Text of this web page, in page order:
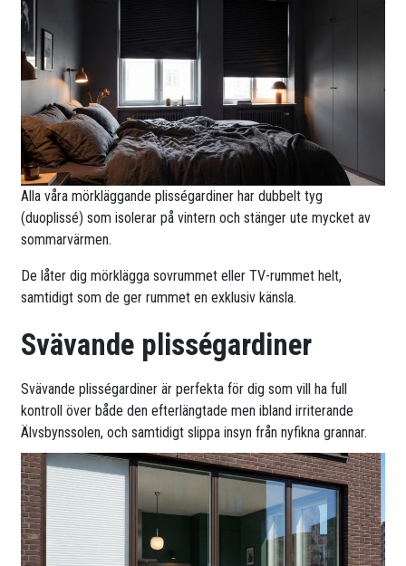
Alla våra mörkläggande plisségardiner har dubbelt tyg
(duoplissé) som isolerar på vintern och stänger ute mycket av
sommarvärmen.
De låter dig mörklägga sovrummet eller TV-rummet helt,
samtidigt som de ger rummet en exklusiv känsla.
Svävande plisségardiner
Svävande plisségardiner är perfekta för dig som vill ha full
kontroll över både den efterlängtade men ibland irriterande
Älvsbynssolen, och samtidigt slippa insyn från nyfikna grannar.